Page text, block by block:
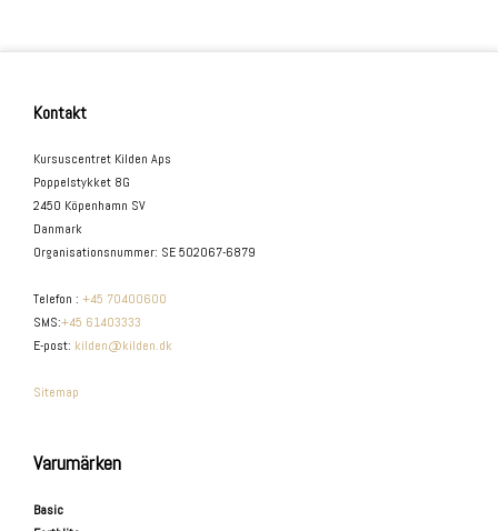
Kontakt
Kursuscentret Kilden Aps
Poppelstykket 8G
2450 Köpenhamn SV
Danmark
Organisationsnummer: SE 502067-6879
Telefon : +45 70400600
SMS:+45 61403333
E-post: kilden@kilden.dk
Sitemap
Varumärken
Basic